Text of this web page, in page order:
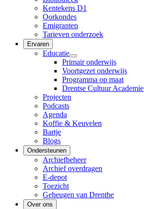
Kentekens D1
Oorkondes
Emigranten
Tarieven onderzoek
Ervaren
Educatie
Primair onderwijs
Voortgezet onderwijs
Programma op maat
Drentse Cultuur Academie
Projecten
Podcasts
Agenda
Koffie & Keuvelen
Bartje
Blogs
Ondersteunen
Archiefbeheer
Archief overdragen
E-depot
Toezicht
Geheugen van Drenthe
Over ons